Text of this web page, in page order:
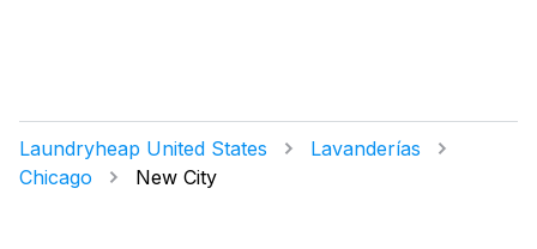
Laundryheap United States
Lavanderías
Chicago
New City